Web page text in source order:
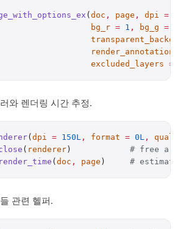
( doc , page , dpi =
bg_r
= 1 , bg_g =
render_annotations
excluded_layers
=
와 렌더링 시간 추정.
( dpi = 150L , format = 0L ,
( renderer ) # free a
( doc , page ) # estimate
관련 헬퍼.